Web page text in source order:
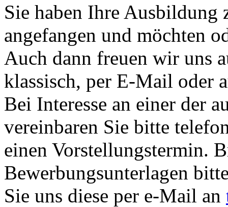
Sie haben Ihre Ausbildung
angefangen und möchten
Auch dann freuen wir uns
klassisch, per E-Mail oder
Bei Interesse an einer der
vereinbaren Sie bitte
einen Vorstellungstermin.
Bewerbungsunterlagen
Sie uns diese per e-Mail an